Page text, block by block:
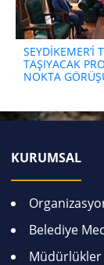
SEYDİKEMER’İ
TAŞIYACAK
NOKTA
KURUMSAL
Belediye
Müdürlükler